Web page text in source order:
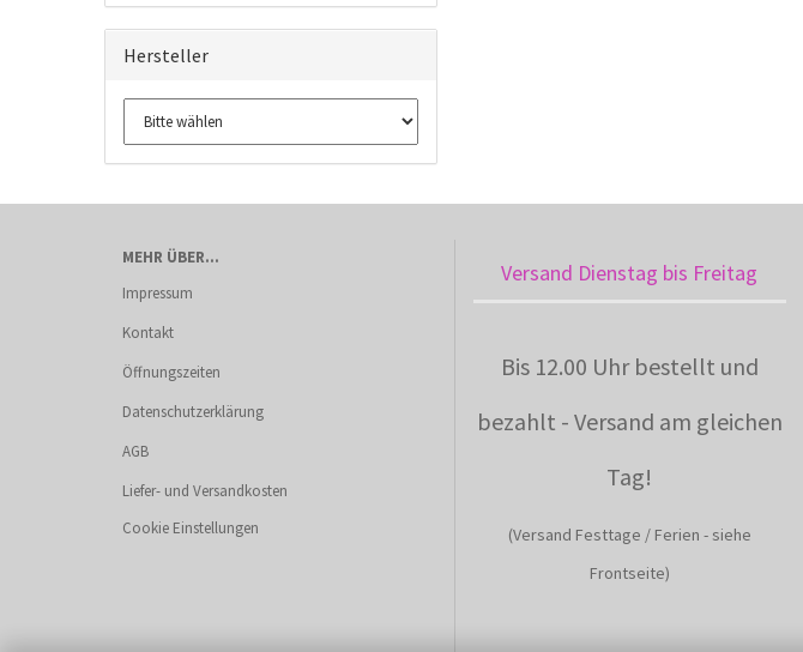
Hersteller
MEHR ÜBER...
Impressum
Kontakt
Öffnungszeiten
Datenschutzerklärung
AGB
Liefer- und Versandkosten
Cookie Einstellungen
Versand Dienstag bis Freitag
Bis 12.00 Uhr bestellt und
bezahlt - Versand am gleichen
Tag!
(Versand Festtage / Ferien - siehe
Frontseite)